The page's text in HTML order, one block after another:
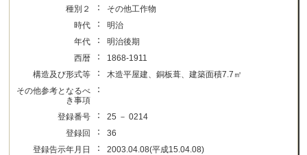
種別２
：
その他工作物
時代
：
明治
年代
：
明治後期
西暦
：
1868-1911
構造及び形式等
：
木造平屋建、銅板葺、建築面積7.7㎡
その他参考となるべ
き事項
：
登録番号 ：
25 － 0214
登録回
：
36
登録告示年月日
：
2003.04.08(平成15.04.08)